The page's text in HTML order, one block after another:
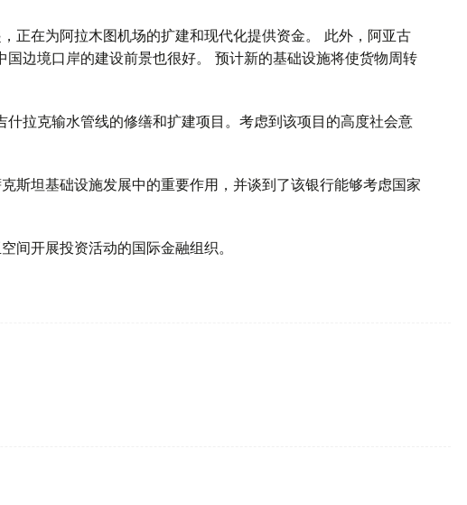
正在为阿拉木图机场的扩建和现代化提供资金。 此外，阿亚古
边境口岸的建设前景也很好。 预计新的基础设施将使货物周转
拉克输水管线的修缮和扩建项目。考虑到该项目的高度社会意
斯坦基础设施发展中的重要作用，并谈到了该银行能够考虑国家
间开展投资活动的国际金融组织。